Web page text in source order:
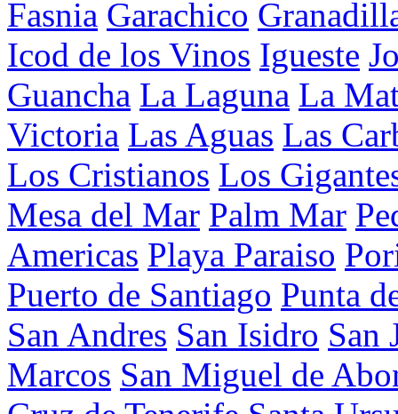
Fasnia Garachico
Icod de los Vinos Igueste
Guancha La Laguna La
Victoria Las Aguas Las
Los Cristianos Los
Mesa del Mar Palm Mar
Americas Playa Paraiso
Puerto de Santiago Punta
San Andres San Isidro San
Marcos San Miguel de